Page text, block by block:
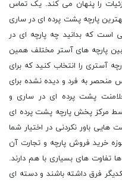
را پنهان می کند. یک تماس
پارچه پشت پرده ای در ساری
است که بدانید چه پارچه ای در
پارچه های آستر مختلف همین
آستری را انتخاب کنید که برای
به فرد و دیده نشده برای
پشت پرده ای در ساری و
مرکز پخش پارچه پشت پرده ای
هایی باور نکردنی در اختیار شما
خرید فروش پارچه و تجارت آن
تفاوت های بسیاری با هم دارند.
فرق داشته باشند و دسته ای